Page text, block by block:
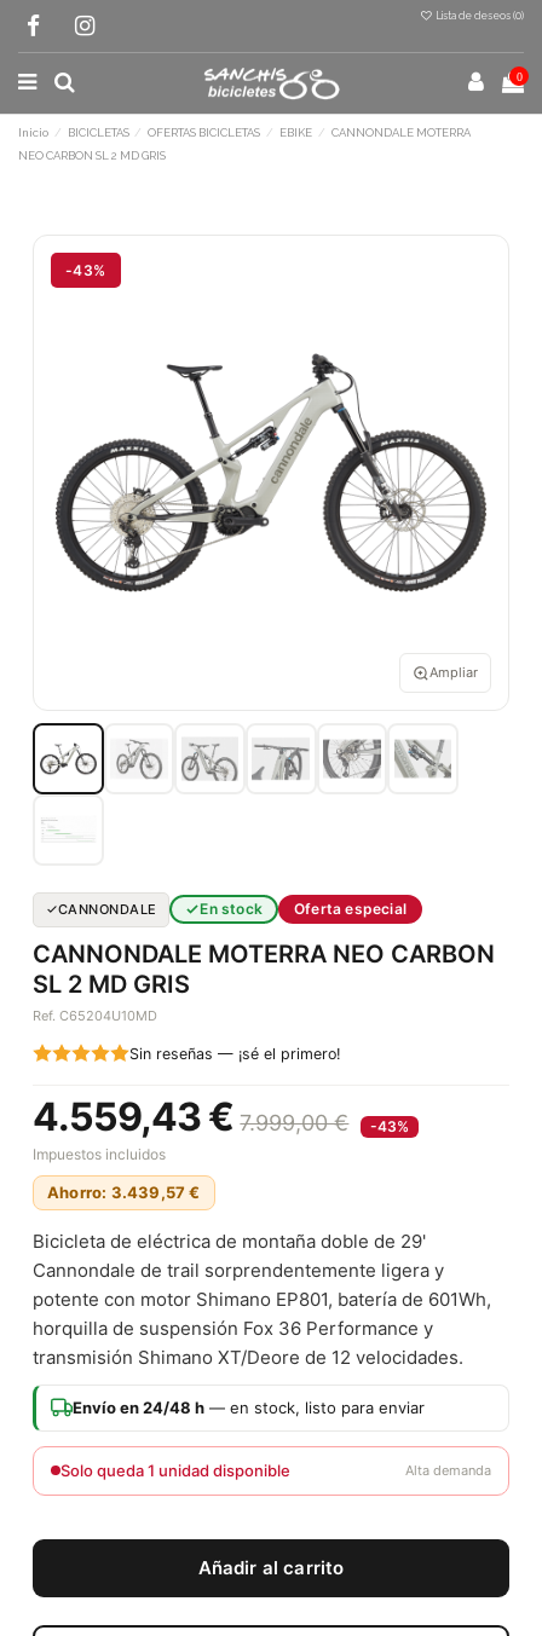
Lista de deseos (0)
0
Inicio BICICLETAS OFERTAS BICICLETAS EBIKE
CANNONDALE MOTERRA
NEO CARBON SL 2 MD GRIS
-43%
Ampliar
CANNONDALE En stock Oferta especial
CANNONDALE MOTERRA NEO CARBON
SL 2 MD GRIS
Ref. C65204U10MD
Sin reseñas — ¡sé el primero!
4.559,43 € 7.999,00 €
-43%
Impuestos incluidos
Ahorro: 3.439,57 €
Bicicleta de eléctrica de montaña doble de 29'
Cannondale de trail sorprendentemente ligera y
potente con motor Shimano EP801, batería de 601Wh,
horquilla de suspensión Fox 36 Performance y
transmisión Shimano XT/Deore de 12 velocidades.
Envío en 24/48 h — en stock, listo para enviar
Solo queda 1 unidad disponible Alta demanda
Añadir al carrito
Terminal de consulta
NEO CARBON SL 2 MD GRIS